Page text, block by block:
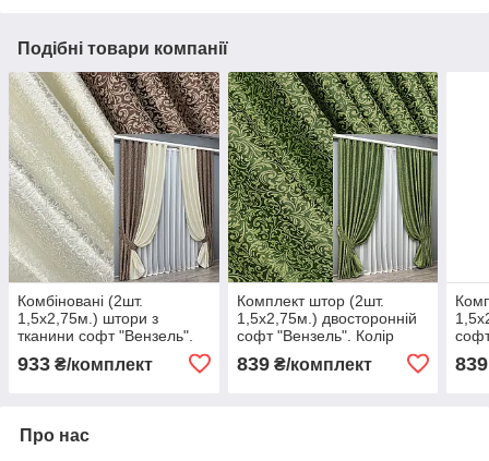
Подібні товари компанії
Комбіновані (2шт.
1,5х2,75м.) штори з
тканини софт "Вензель".
Колір коричневий з айворі.
Код 014дк
933 ₴/комплект
Комплект штор (2шт.
1,5х2,75м.) двосторонній
софт "Вензель". Колір
зелений з оливковим. Код
2047ш(А) 33-1045
839₴/комплект
Код
839
Про нас